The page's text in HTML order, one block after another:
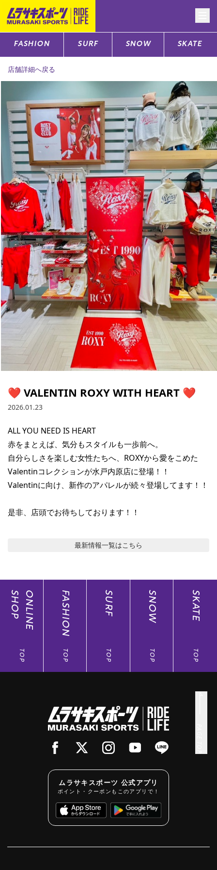
CATEGORY
サーフTOP
スノーTOP
スケートTOP
CONTENTS
ブランド一覧
特集一覧
スタッフスナップ
SUPPORT
ご利用ガイド
会員ランク
店頭受取サービス
ギフトラッピング
アフターサポート
下取り保証について
よくある質問
店舗一覧
お問い合わせ
ニュース
ムラサキスポーツ 公式アプリ
ポイント・クーポンもこのアプリで！
FASHION SURF SNOW SKATE
店舗詳細へ戻る
❤ VALENTIN ROXY WITH HEART ❤
2026.01.23
ALL YOU NEED IS HEART
赤をまとえば、気分もスタイルも一歩前へ。
自分らしさを楽しむ女性たちへ、ROXYから愛をこめた
Valentinコレクションが水戸内原店に登場！！
Valentinに向け、新作のアパレルが続々登場してます！！
是非、店頭でお待ちしております！！
最新情報一覧はこちら
ONLINE
SHOP
TOP
FASHION
TOP
SURF
TOP
SNOW
TOP
SKATE
TOP
ムラサキスポーツ 公式アプリ
ポイント・クーポンもこのアプリで！